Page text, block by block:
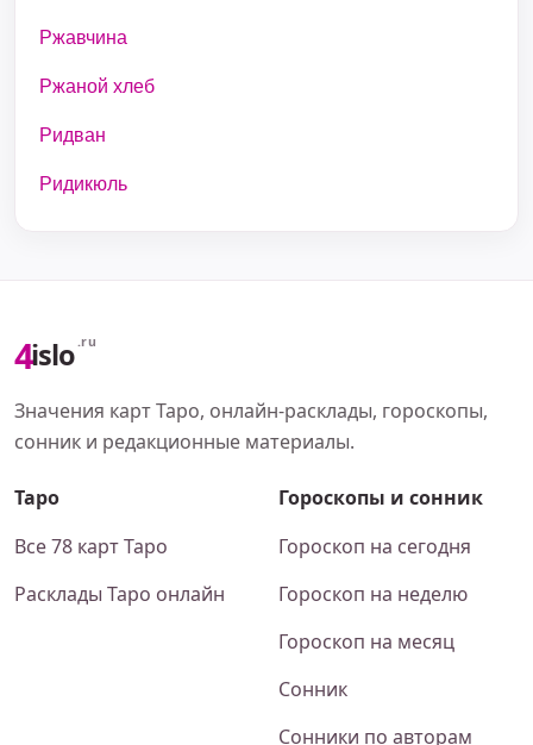
Ржавчина
Ржаной хлеб
Ридван
Ридикюль
4islo .ru
Значения карт Таро, онлайн-расклады, гороскопы,
сонник и редакционные материалы.
Таро
Все 78 карт Таро
Расклады Таро онлайн
Гороскопы и сонник
Гороскоп на сегодня
Гороскоп на неделю
Гороскоп на месяц
Сонник
Сонники по авторам